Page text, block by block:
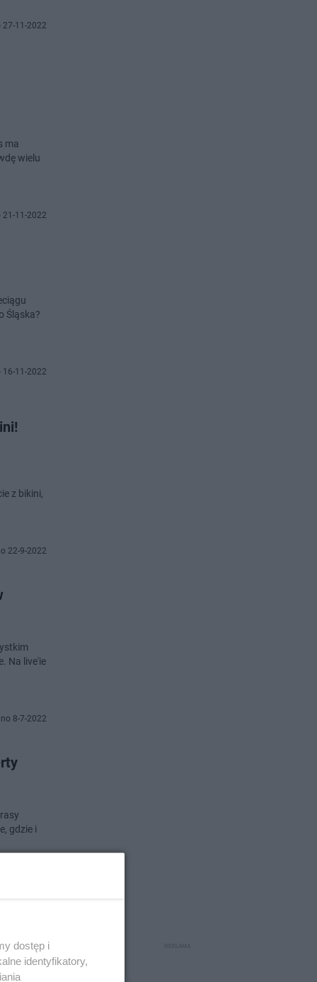
27-11-2022
ma
wielu
21-11-2022
Śląska?
16-11-2022
z bikini,
22-9-2022
Na live'ie
8-7-2022
gdzie i
dostęp i
identyfikatory,